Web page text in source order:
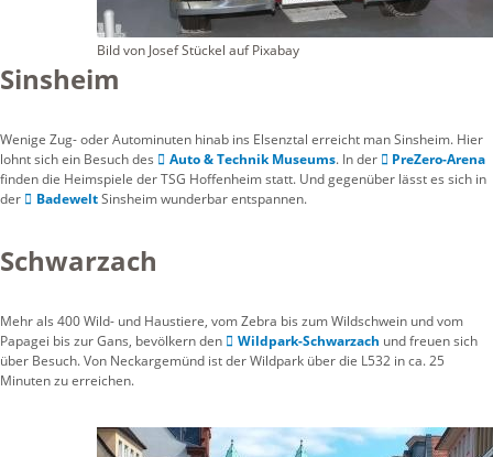
Bild von Josef Stückel auf Pixabay
Sinsheim
Wenige Zug- oder Autominuten hinab ins Elsenztal erreicht man Sinsheim. Hier
lohnt sich ein Besuch des
Auto & Technik Museums. In der
PreZero-Arena
finden die Heimspiele der TSG Hoffenheim statt. Und gegenüber lässt es sich in
der
BadeweltSinsheim wunderbar entspannen.
Schwarzach
Mehr als 400 Wild- und Haustiere, vom Zebra bis zum Wildschwein und vom
Papagei bis zur Gans, bevölkern den
Wildpark-Schwarzach und freuen sich
über Besuch. Von Neckargemünd ist der Wildpark über die L532 in ca. 25
Minuten zu erreichen.